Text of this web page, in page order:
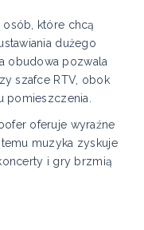
osób, które chcą
dużego
obudowa pozwala
szafce RTV, obok
pomieszczenia.
oferuje wyraźne
muzyka zyskuje
i gry brzmią